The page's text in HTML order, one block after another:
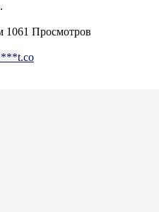
1061 Просмотров